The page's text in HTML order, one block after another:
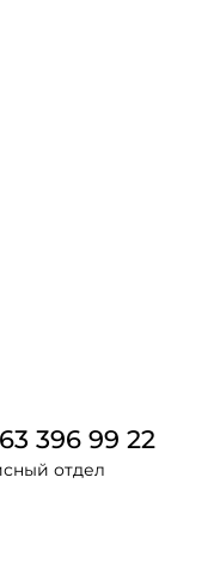
396 99 22
отдел